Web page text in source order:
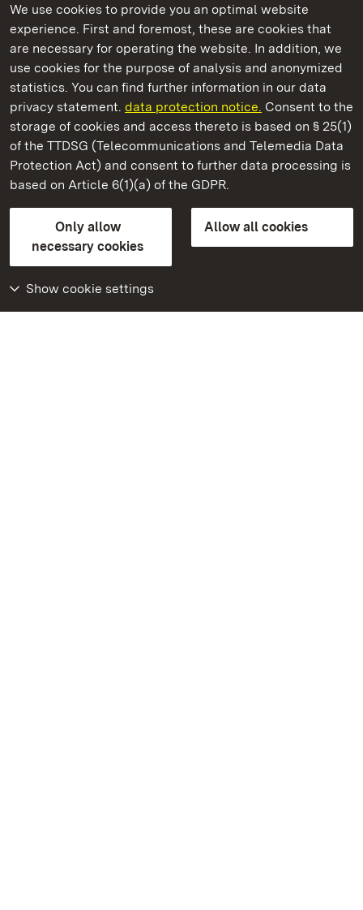
We use cookies to provide you an optimal website
experience. First and foremost, these are cookies that
are necessary for operating the website. In addition, we
use cookies for the purpose of analysis and anonymized
statistics. You can find further information in our data
privacy statement. data protection notice. Consent to the
storage of cookies and access thereto is based on § 25(1)
of the TTDSG (Telecommunications and Telemedia Data
Protection Act) and consent to further data processing is
based on Article 6(1)(a) of the GDPR.
Only allow
necessary cookies
Allow all cookies
Show cookie settings
State Palaces and Gardens of Baden-Wuerttemberg
Mergentheim Residential Palace
State Palaces and Gardens of Baden-Wuerttemberg
FAQMasthead Data protection
Declaration on barrier-free access
BITV-konform (geprüfte Seiten)